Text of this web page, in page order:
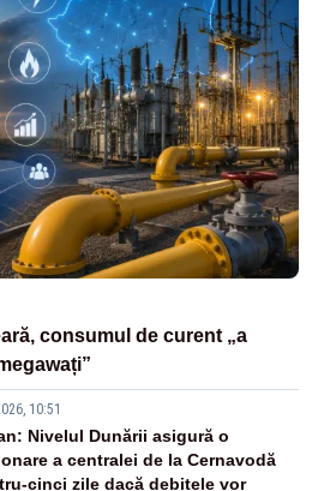
consumul de curent „a
10:51
Nivelul Dunării asigură o
a centralei de la Cernavodă
cinci zile dacă debitele vor